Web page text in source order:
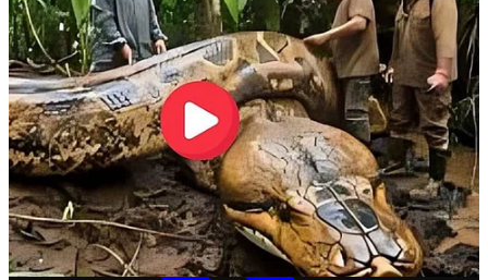
Bisnis·1 year ago
Share: